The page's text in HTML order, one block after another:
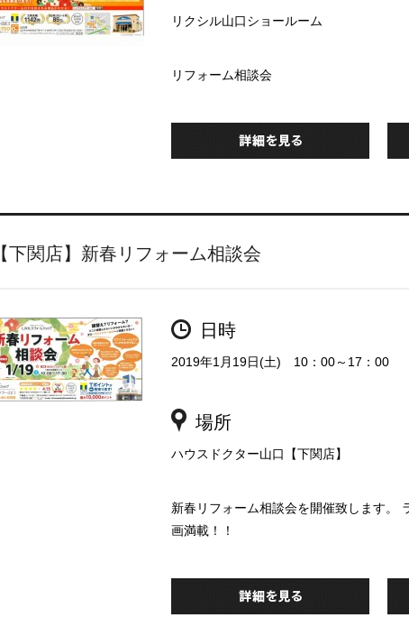
リクシル山口ショールーム
リフォーム相談会
【下関店】新春リフォーム相談会
日時
2019年1月19日(土) 10：00～17：00
場所
ハウスドクター山口【下関店】
新春リフォーム相談会を開催致します。
画満載！！